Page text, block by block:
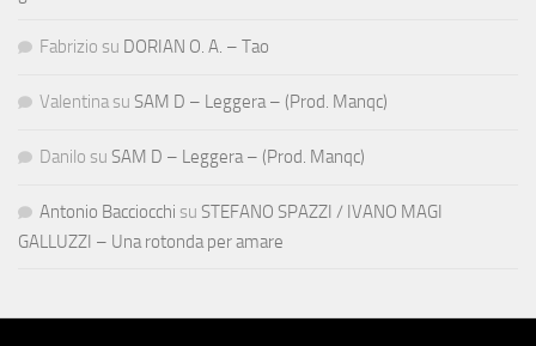
Fabrizio su DORIAN O. A. – Tao
Valentina su SAM D – Leggera – (Prod. Manqc)
Danilo su SAM D – Leggera – (Prod. Manqc)
Antonio Bacciocchi su STEFANO SPAZZI / IVANO MAGI
GALLUZZI – Una rotonda per amare